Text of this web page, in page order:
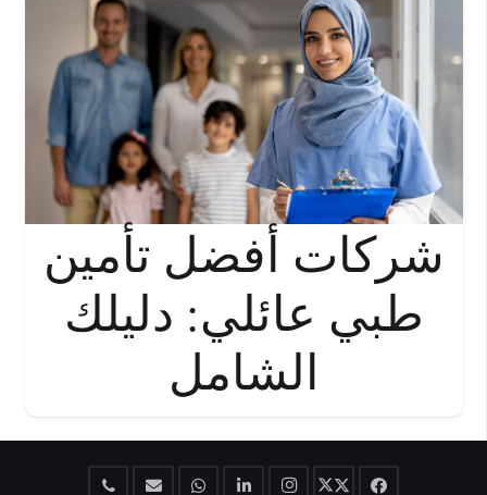
شركات أفضل تأمين
طبي عائلي: دليلك
الشامل